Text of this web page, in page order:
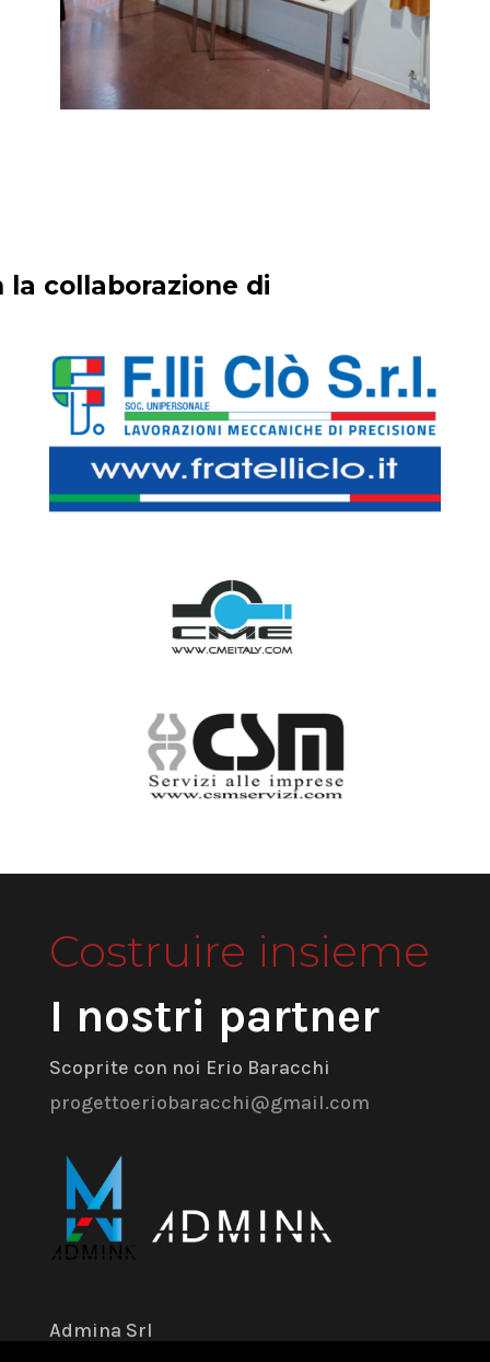
la collaborazione di
Costruire insieme
I nostri partner
Scoprite con noi Erio Baracchi
progettoeriobaracchi@gmail.com
Admina Srl